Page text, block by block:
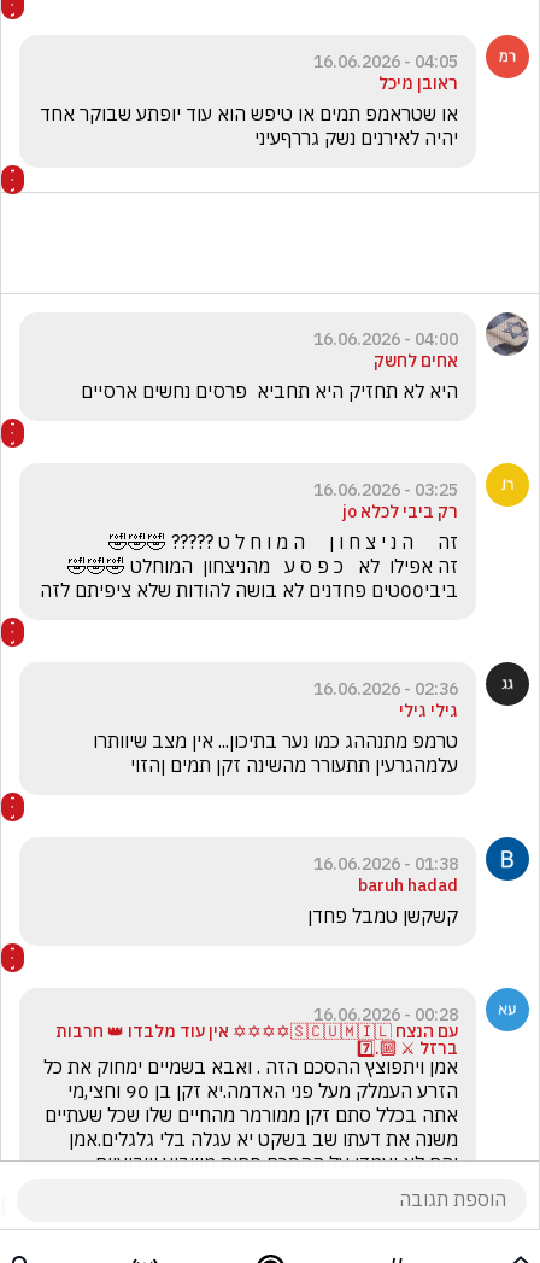
04:05 - 16.06.2026
ראובן מיכל
יהיה לאירנים נשק גררףעיני
04:00 - 16.06.2026
אחים לחשק
היא לא תחזיק היא תחביא  פרסים נחשים ארסיים
03:25 - 16.06.2026
רק ביבי לכלא jo
ביבי00טים פחדנים לא בושה להודות שלא ציפיתם לזה
02:36 - 16.06.2026
גילי גילי
עלמהגרעין תתעורר מהשינה זקן תמים ןהזוי
01:38 - 16.06.2026
baruh hadad
קשקשן טמבל פחדן
00:28 - 16.06.2026
עם הנצח 🇸🇨🇺🇲🇮🇱✡️✡️✡️✡️ אין עוד מלבדו 👑 חרבות
ברזל ⚔️ 🔟.7️⃣
והם לא יעמדו על ההסכם פחות משבוע שבועיים.